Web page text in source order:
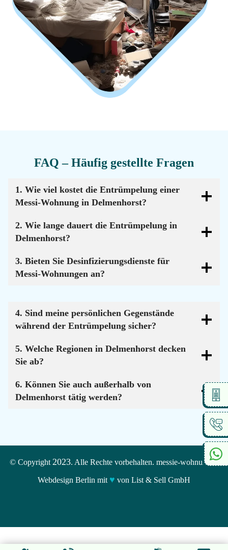
FAQ – Häufig gestellte Fragen
1. Wie viel kostet die Entrümpelung einer
Messi-Wohnung in Delmenhorst?
2. Wie lange dauert die Entrümpelung in
Delmenhorst?
3. Bieten Sie Desinfizierungsdienste für
Messi-Wohnungen an?
4. Sind meine persönlichen Gegenstände
während der Entrümpelung sicher?
5. Welche Regionen in Delmenhorst decken
Sie ab?
6. Können Sie auch außerhalb von
Delmenhorst tätig werden?
© Copyright 2023. Alle Rechte vorbehalten. messie-wohnungen
Webdesign Berlin mit ♥ von List & Sell GmbH